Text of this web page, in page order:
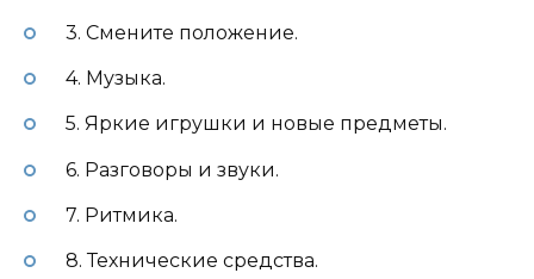
3. Смените положение.
4. Музыка.
5. Яркие игрушки и новые предметы.
6. Разговоры и звуки.
7. Ритмика.
8. Технические средства.